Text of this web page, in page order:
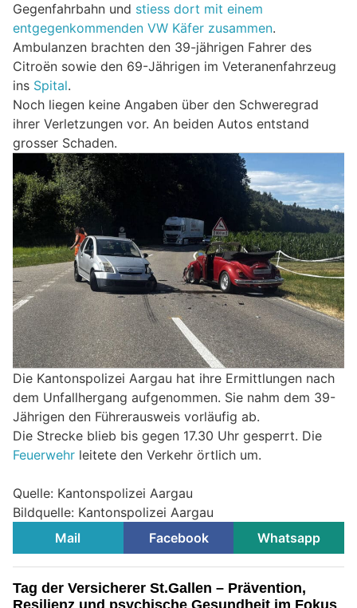
Gegenfahrbahn und stiess dort mit einem
entgegenkommenden VW Käfer zusammen.
Ambulanzen brachten den 39-jährigen Fahrer des
Citroën sowie den 69-Jährigen im Veteranenfahrzeug
ins Spital.
Noch liegen keine Angaben über den Schweregrad
ihrer Verletzungen vor. An beiden Autos entstand
grosser Schaden.
Die Kantonspolizei Aargau hat ihre Ermittlungen nach
dem Unfallhergang aufgenommen. Sie nahm dem 39-
Jährigen den Führerausweis vorläufig ab.
Die Strecke blieb bis gegen 17.30 Uhr gesperrt. Die
Feuerwehr leitete den Verkehr örtlich um.
Quelle: Kantonspolizei Aargau
Bildquelle: Kantonspolizei Aargau
Mail
Facebook Whatsapp
Tag der Versicherer St.Gallen – Prävention,
Resilienz und psychische Gesundheit im Fokus